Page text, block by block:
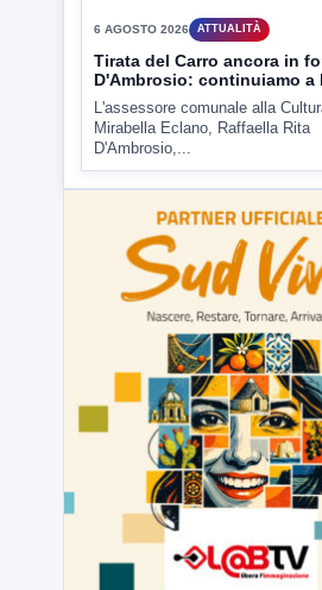
6 AGOSTO 2026 ATTUALITÀ
Tirata del Carro ancora in
D'Ambrosio: continuiamo a
L'assessore comunale alla
Mirabella Eclano, Raffaella Rita
D'Ambrosio,...